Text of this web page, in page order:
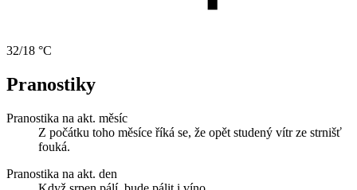
32/18 °C
Pranostiky
Pranostika na akt. měsíc
Z počátku toho měsíce říká se, že opět studený vítr ze strnišť
fouká.
Pranostika na akt. den